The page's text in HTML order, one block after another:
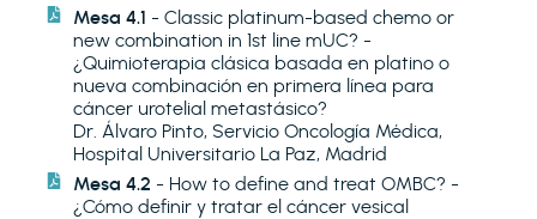
Mesa 4.1 - Classic platinum-based chemo or
new combination in 1st line mUC? -
¿Quimioterapia clásica basada en platino o
nueva combinación en primera línea para
cáncer urotelial metastásico?
Dr. Álvaro Pinto, Servicio Oncología Médica,
Hospital Universitario La Paz, Madrid
Mesa 4.2 - How to define and treat OMBC? -
¿Cómo definir y tratar el cáncer vesical